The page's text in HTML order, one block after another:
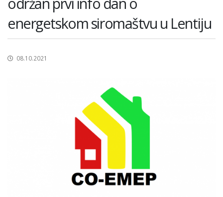
energetskom siromaštvu u Lentiju
08.10.2021